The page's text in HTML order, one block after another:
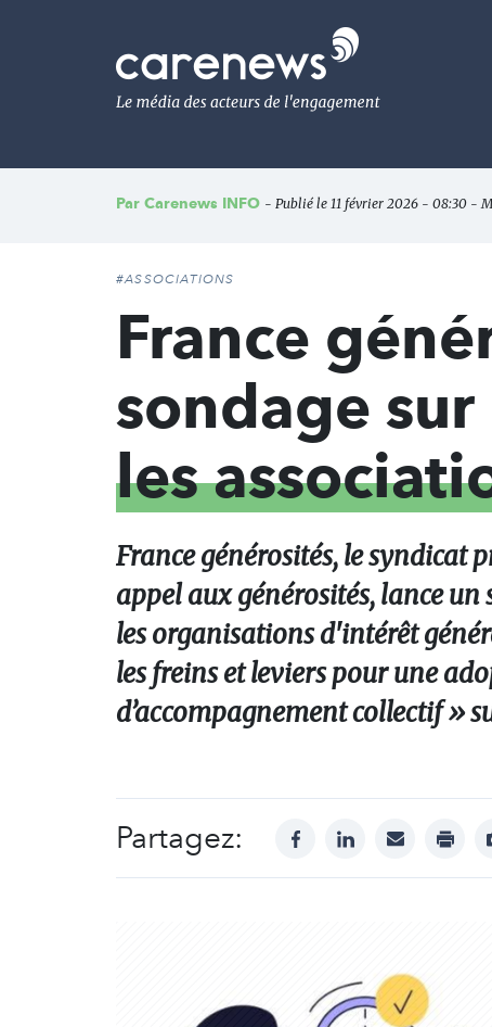
Le
média
de
l'engagement
Par Carenews INFO - Publié le 11 février 2026 - 08:30 -
#ASSOCIATIONS
France
sondage sur
les
France générosités, le syndicat
appel aux générosités, lance
les organisations d'intérêt
les freins et leviers pour une
d’accompagnement collectif »
Partagez: facebooklinkedinmail print